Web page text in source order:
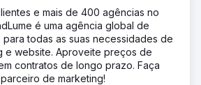
e mais de 400 agências no
é uma agência global de
todas as suas necessidades de
e website. Aproveite preços de
contratos de longo prazo. Faça
de marketing!